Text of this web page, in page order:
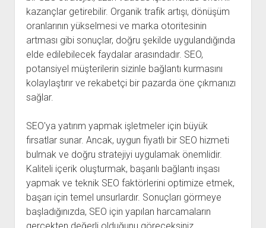
kazançlar getirebilir. Organik trafik artışı, dönüşüm
oranlarının yükselmesi ve marka otoritesinin
artması gibi sonuçlar, doğru şekilde uygulandığında
elde edilebilecek faydalar arasındadır. SEO,
potansiyel müşterilerin sizinle bağlantı kurmasını
kolaylaştırır ve rekabetçi bir pazarda öne çıkmanızı
sağlar.
SEO'ya yatırım yapmak işletmeler için büyük
fırsatlar sunar. Ancak, uygun fiyatlı bir SEO hizmeti
bulmak ve doğru stratejiyi uygulamak önemlidir.
Kaliteli içerik oluşturmak, başarılı bağlantı inşası
yapmak ve teknik SEO faktörlerini optimize etmek,
başarı için temel unsurlardır. Sonuçları görmeye
başladığınızda, SEO için yapılan harcamaların